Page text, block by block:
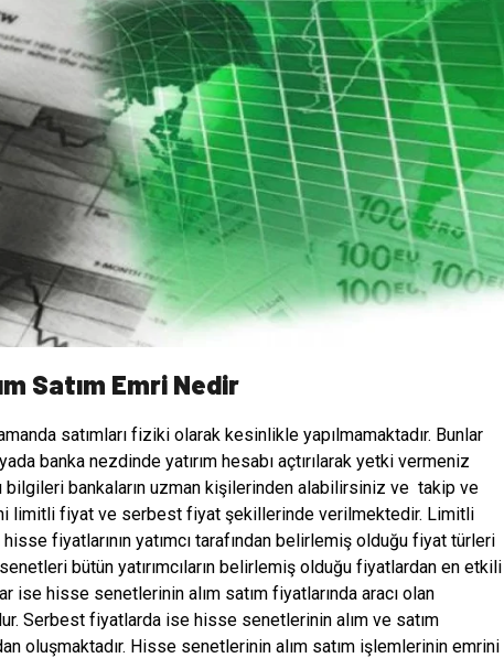
Satım Emri Nedir
satımları fiziki olarak kesinlikle yapılmamaktadır. Bunlar
banka nezdinde yatırım hesabı açtırılarak yetki vermeniz
bankaların uzman kişilerinden alabilirsiniz ve takip ve
limitli fiyat ve serbest fiyat şekillerinde verilmektedir. Limitli
fiyatlarının yatımcı tarafından belirlemiş olduğu fiyat türleri
bütün yatırımcıların belirlemiş olduğu fiyatlardan en etkili
ise hisse senetlerinin alım satım fiyatlarında aracı olan
Serbest fiyatlarda ise hisse senetlerinin alım ve satım
oluşmaktadır. Hisse senetlerinin alım satım işlemlerinin emrini